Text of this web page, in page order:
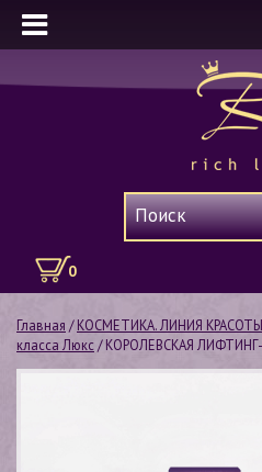
0
Главная /КОСМЕТИКА. ЛИНИЯ
класса Люкс/ КОРОЛЕВСКАЯ